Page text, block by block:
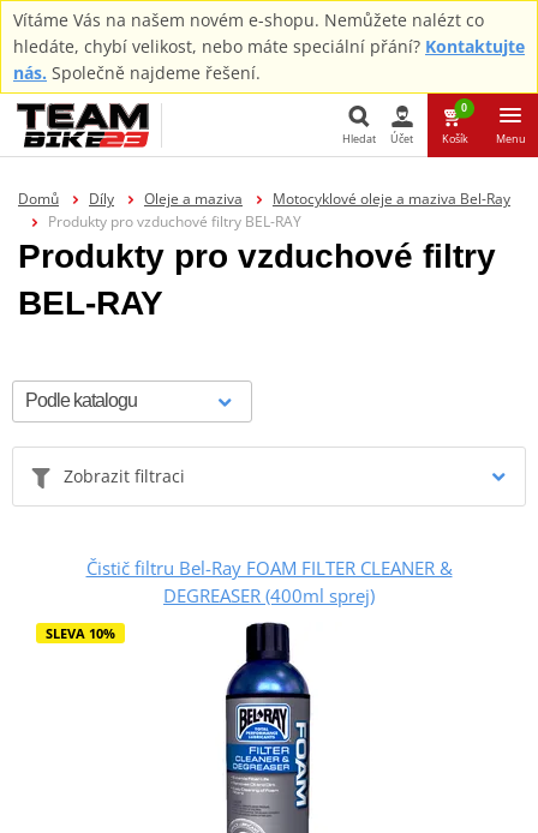
Vítáme Vás na našem novém e-shopu. Nemůžete nalézt co
hledáte, chybí velikost, nebo máte speciální přání? Kontaktujte
nás. Společně najdeme řešení.
Hledat
Hledat Účet
0
Košík Menu
Domů Díly Oleje a maziva
Motocyklové oleje a maziva Bel-Ray
Produkty pro vzduchové filtry BEL-RAY
Produkty pro vzduchové filtry
BEL-RAY
Zobrazit filtraci
Čistič filtru Bel-Ray FOAM FILTER CLEANER &
DEGREASER (400ml sprej)
SLEVA 10%